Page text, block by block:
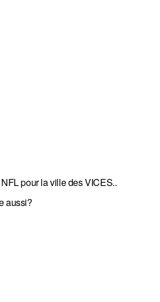
pour la ville des VICES..
aussi?